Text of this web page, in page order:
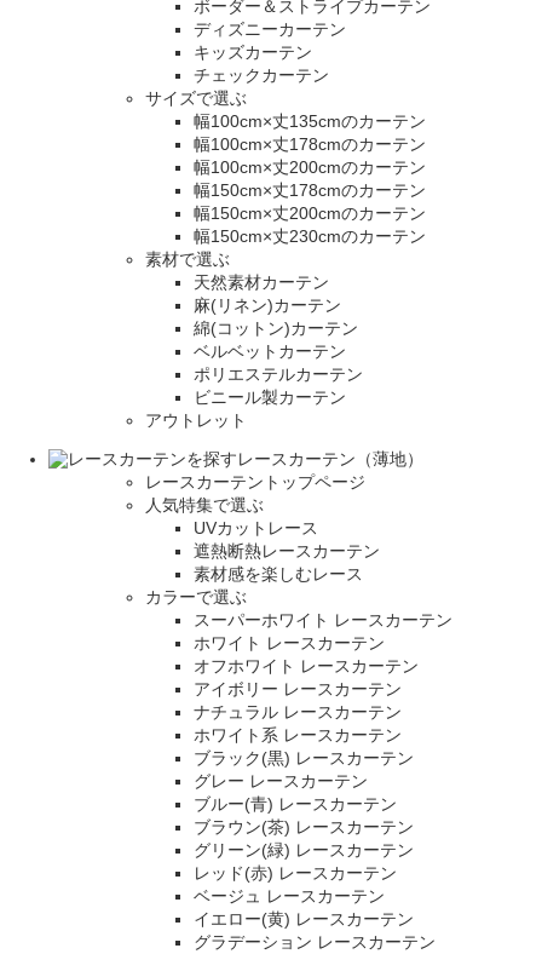
ボーダー＆ストライプカーテン
ディズニーカーテン
キッズカーテン
チェックカーテン
サイズで選ぶ
幅100cm×丈135cmのカーテン
幅100cm×丈178cmのカーテン
幅100cm×丈200cmのカーテン
幅150cm×丈178cmのカーテン
幅150cm×丈200cmのカーテン
幅150cm×丈230cmのカーテン
素材で選ぶ
天然素材カーテン
麻(リネン)カーテン
綿(コットン)カーテン
ベルベットカーテン
ポリエステルカーテン
ビニール製カーテン
アウトレット
レースカーテン（薄地）
レースカーテントップページ
人気特集で選ぶ
UVカットレース
遮熱断熱レースカーテン
素材感を楽しむレース
カラーで選ぶ
スーパーホワイト レースカーテン
ホワイト レースカーテン
オフホワイト レースカーテン
アイボリー レースカーテン
ナチュラル レースカーテン
ホワイト系 レースカーテン
ブラック(黒) レースカーテン
グレー レースカーテン
ブルー(青) レースカーテン
ブラウン(茶) レースカーテン
グリーン(緑) レースカーテン
レッド(赤) レースカーテン
ベージュ レースカーテン
イエロー(黄) レースカーテン
グラデーション レースカーテン